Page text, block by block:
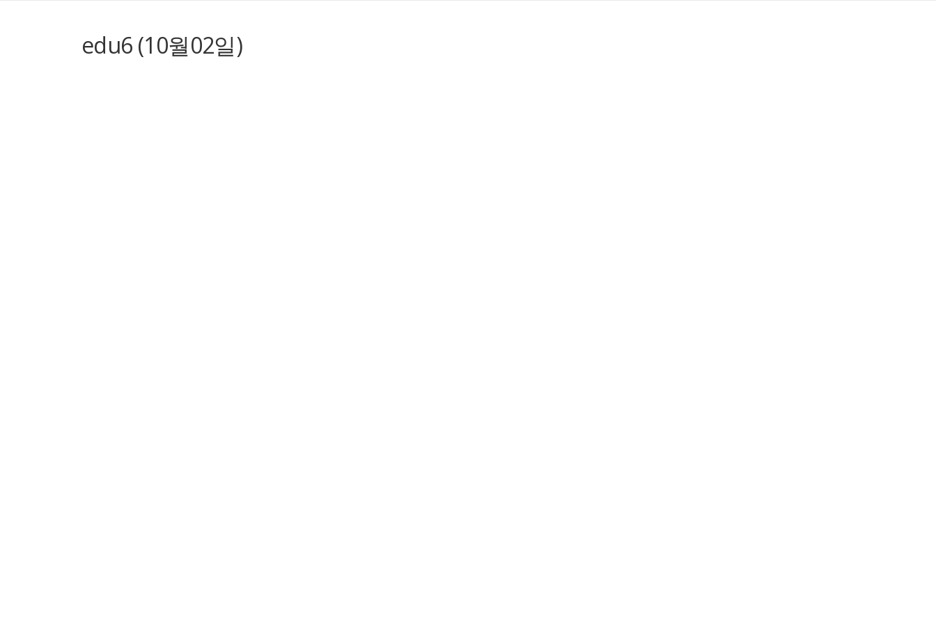
edu6 (10월02일)